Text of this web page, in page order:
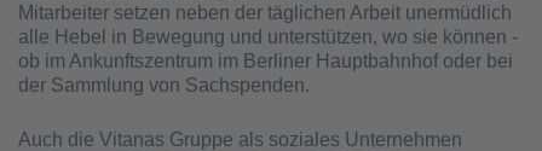
Mitarbeiter setzen neben der täglichen Arbeit unermüdlich
alle Hebel in Bewegung und unterstützen, wo sie können -
ob im Ankunftszentrum im Berliner Hauptbahnhof oder bei
der Sammlung von Sachspenden.
Auch die Vitanas Gruppe als soziales Unternehmen